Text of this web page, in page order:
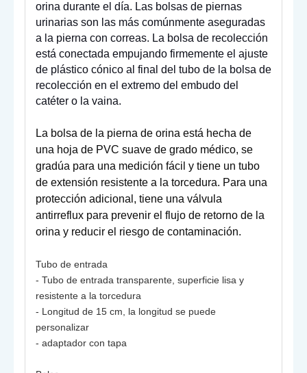
orina durante el día. Las bolsas de piernas
urinarias son las más comúnmente aseguradas
a la pierna con correas. La bolsa de recolección
está conectada empujando firmemente el ajuste
de plástico cónico al final del tubo de la bolsa de
recolección en el extremo del embudo del
catéter o la vaina.
La bolsa de la pierna de orina está hecha de
una hoja de PVC suave de grado médico, se
gradúa para una medición fácil y tiene un tubo
de extensión resistente a la torcedura. Para una
protección adicional, tiene una válvula
antirreflux para prevenir el flujo de retorno de la
orina y reducir el riesgo de contaminación.
Tubo de entrada
- Tubo de entrada transparente, superficie lisa y
resistente a la torcedura
- Longitud de 15 cm, la longitud se puede
personalizar
- adaptador con tapa